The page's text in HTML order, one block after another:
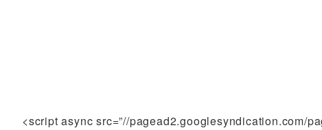
<script async src=”//pagead2.googlesyndication.com/